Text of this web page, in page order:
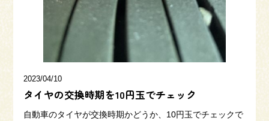
会社概要
採用情報
2023/04/10
タイヤの交換時期を10円玉でチェック
自動車のタイヤが交換時期かどうか、10円玉でチェックで